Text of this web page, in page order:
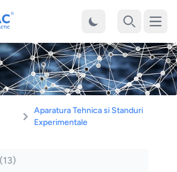
Aparatura Tehnica si Standuri
Experimentale
(13)